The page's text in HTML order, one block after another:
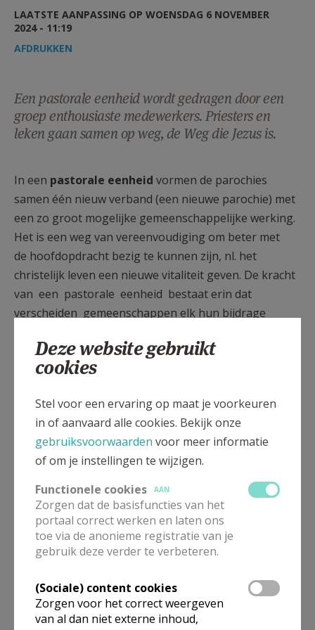
AANMELDEN OF REGISTREREN
LAATSTE AANPASSING OP WOENSDAG 6 NOVEMBER
2024 - 11:19
AFDRUKKEN
Een pastorale eenheid wordt gedragen door een
groep enthousiaste medewerkers. Priesters en
leken gaan samen op weg, de Weg die Jezus is.
In een pastorale eenheid vormen de parochies
samen één nieuw verband (een nieuwe parochie) met
een zo groot mogelijke gemeenschappelijke werking.
Het is een weg van vereenvoudiging om beter met
de hoofdopdracht bezig te kunnen zijn, nl. het
christelijk leven een nieuwe vitaliteit geven. De kracht
van een pastorale eenheid bestaat erin dat
verscheiden gemeenschappen elk hun bijdrage
waar te maken.
uitoefening van de herderlijke zorg en neemt de
leiding van de pastorale eenheid op zich samen met
de priesters die er de verantwoordelijkheid voor
hebben.
Onzepastorale eenheid werd door bisschop Lode
Aerts aangesteld op 5 januari 2019 en bestaat uit de
parochies:
• Sint-Martinus, Moorslede.
• Sint-Theresia, Slypskapelle.
• Onze-Lieve-Vrouw Onbevlekt Ontvangen, Dadizele.
Vanuit de beleidsploeg zijn er vierwerkgroepen
Deze website gebruikt
cookies
Stel voor een ervaring op maat je voorkeuren
in of aanvaard alle cookies. Bekijk onze
gebruiksvoorwaarden voor meer informatie
of om je instellingen te wijzigen.
Functionele cookies
AAN
Zorgen dat de basisfuncties van het
portaal correct werken en laten ons
toe via de anonieme registratie van je
gebruik deze verder te verbeteren.
(Sociale) content cookies
Zorgen voor het correct weergeven
van al dan niet externe inhoud,